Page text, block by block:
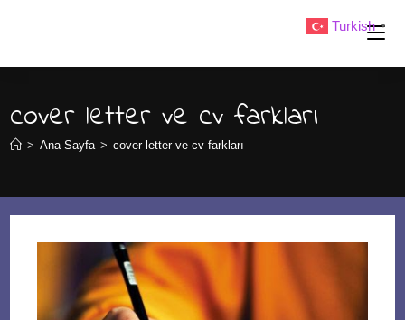
cover letter ve cv farkları
> Ana Sayfa > cover letter ve cv farkları
Turkish ▼